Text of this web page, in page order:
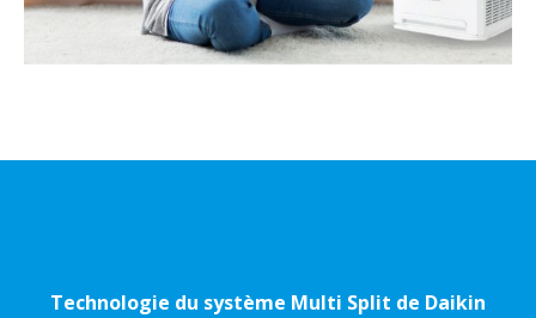
Technologie du système Multi Split de Daikin